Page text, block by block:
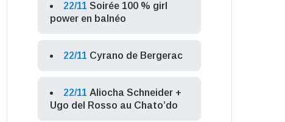
22/11 Soirée 100 % girl
power en balnéo
22/11 Cyrano de Bergerac
22/11 Aliocha Schneider +
Ugo del Rosso au Chato’do